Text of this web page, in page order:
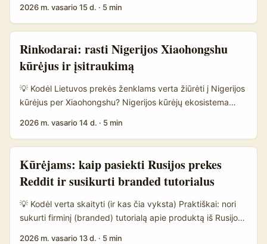
algoritmai, AI įrankiai ir platforminiai sprendimai leidžia
rasti emerging kūrėjus anksčiau nei jie tampa brangūs. Tai
potencialo“ kūrėjus Indonezijoje, ne tik į dabartines
žvaigždes. ...
organinis augimas ir auditorijos, kurios nori ilgų, autentinių
greitai sukurti kultūrinius momentus ir paversti juos
pajamomis — o tai idealu kūrėjams iš Lietuvos, kurie moka
lokalizuoti turinį, kurti pikas ir aiškius CTA. ...
2026 m. vasario 15 d. · 5 min
Rinkodarai: rasti Nigerijos Xiaohongshu
kūrėjus ir įsitraukimą
💡 Kodėl Lietuvos prekės ženklams verta žiūrėti į Nigerijos
kūrėjus per Xiaohongshu? Nigerijos kūrėjų ekosistema
etikos — tai aiškiai iškilo diskusijose The Partnership
agentūros, teisininkai ir žiniasklaida) ragino sukurti tvarų ir
sąžiningą bendradarbiavimo modelį — tai nėra tik „nice-
to-have“, o būtinybė, kai nori ilgalaikio angažuotumo. ...
2026 m. vasario 14 d. · 5 min
Kūrėjams: kaip pasiekti Rusijos prekes
Reddit ir susikurti branded tutorialus
💡 Kodėl verta skaityti (ir kas čia vyksta) Praktiškai: nori
sukurti firminį (branded) tutorialą apie produktą iš Rusijos,
2026 m. vasario 13 d. · 5 min